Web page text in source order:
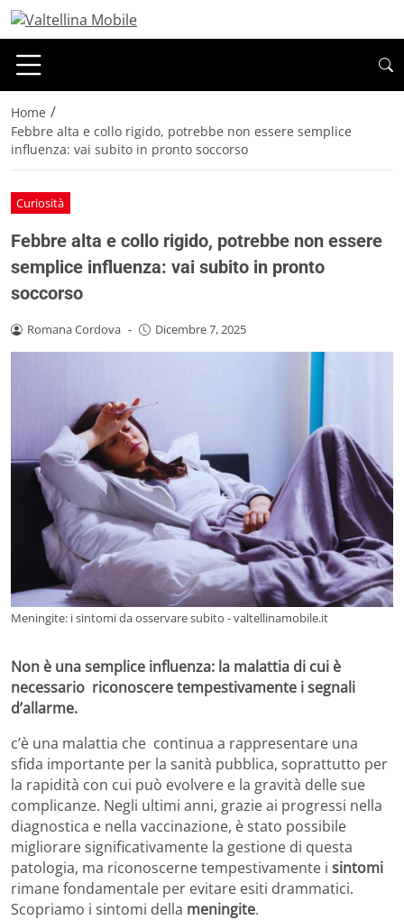
Home /
Febbre alta e collo rigido, potrebbe non essere semplice
influenza: vai subito in pronto soccorso
Curiosità
Febbre alta e collo rigido, potrebbe non essere
semplice influenza: vai subito in pronto
soccorso
Romana Cordova - Dicembre 7, 2025
Meningite: i sintomi da osservare subito - valtellinamobile.it
Non è una semplice influenza: la malattia di cui è
necessario riconoscere tempestivamente i segnali
d’allarme.
c’è una malattia che continua a rappresentare una
sfida importante per la sanità pubblica, soprattutto per
la rapidità con cui può evolvere e la gravità delle sue
complicanze. Negli ultimi anni, grazie ai progressi nella
diagnostica e nella vaccinazione, è stato possibile
migliorare significativamente la gestione di questa
patologia, ma riconoscerne tempestivamente i sintomi
rimane fondamentale per evitare esiti drammatici.
Scopriamo i sintomi della meningite.